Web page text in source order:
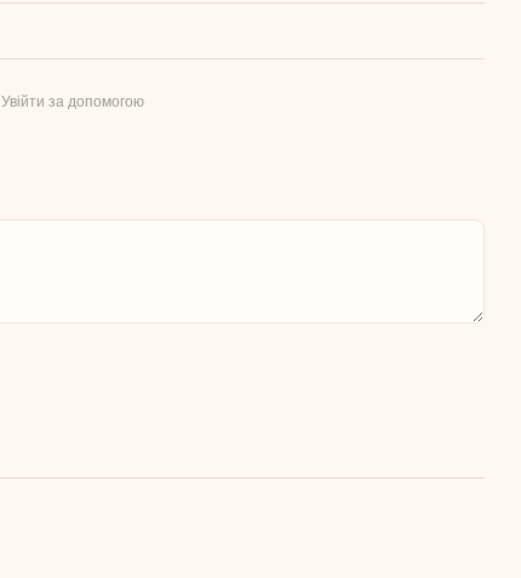
Увійти за допомогою